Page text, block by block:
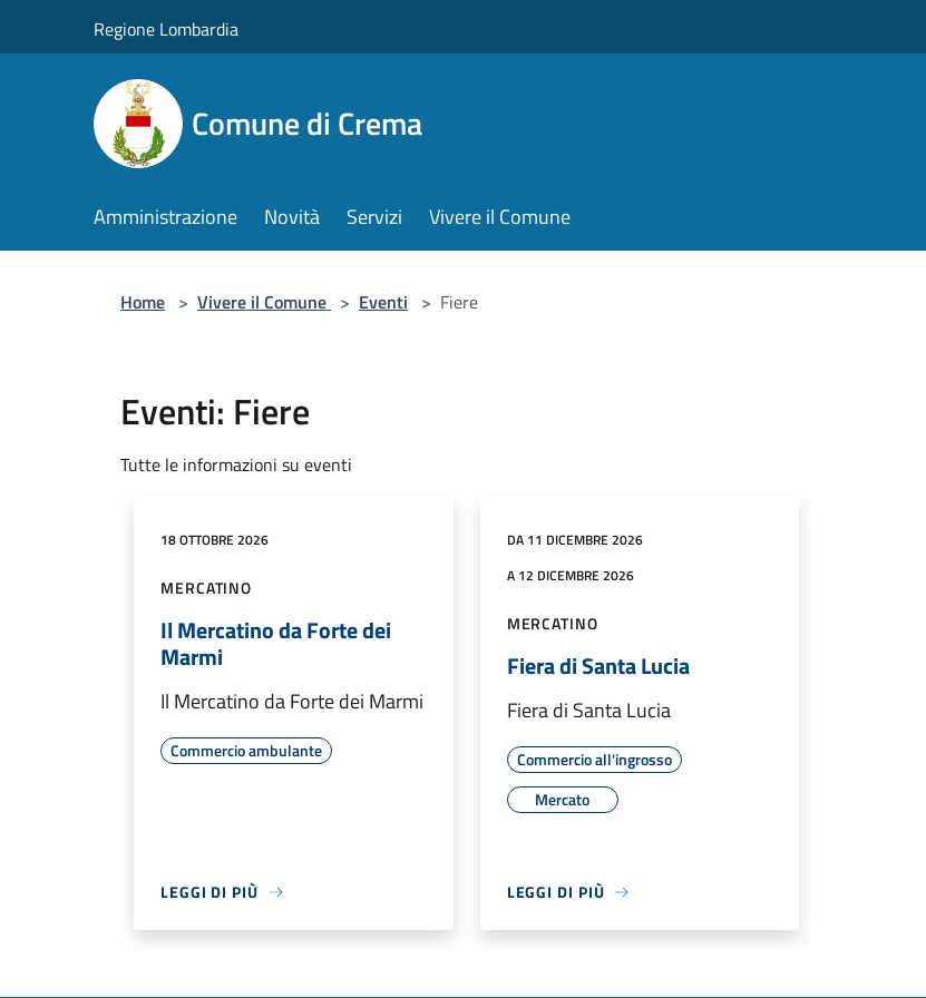
Regione Lombardia
Comune di Crema
Amministrazione Novità Servizi Vivere il Comune
Home > Vivere il Comune > Eventi > Fiere
Eventi: Fiere
Tutte le informazioni su eventi
18 OTTOBRE 2026
MERCATINO
Il Mercatino da Forte dei
Marmi
Il Mercatino da Forte dei Marmi
Commercio ambulante
LEGGI DI PIÙ
DA 11 DICEMBRE 2026
A 12 DICEMBRE 2026
MERCATINO
Fiera di Santa Lucia
Fiera di Santa Lucia
Commercio all'ingrosso
Mercato
LEGGI DI PIÙ